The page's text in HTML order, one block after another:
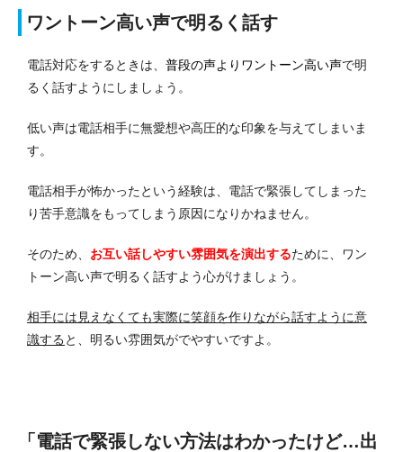
ワントーン高い声で明るく話す
電話対応をするときは、 普段の声よりワントーン高い声で明
るく話すようにしましょう。
低い声は電話相手に無愛想や高圧的な印象を与えてしまいま
す。
電話相手が怖かったという経験は、電話で緊張してしまった
り苦手意識をもってしまう原因になりかねません。
そのため、 お互い話しやすい雰囲気を演出するために、ワン
トーン高い声で明るく話すよう心がけましょう。
相手には見えなくても実際に笑顔を作りながら話すように意
識する と、明るい雰囲気がでやすいですよ。
「電話で緊張しない方法はわかったけど…出